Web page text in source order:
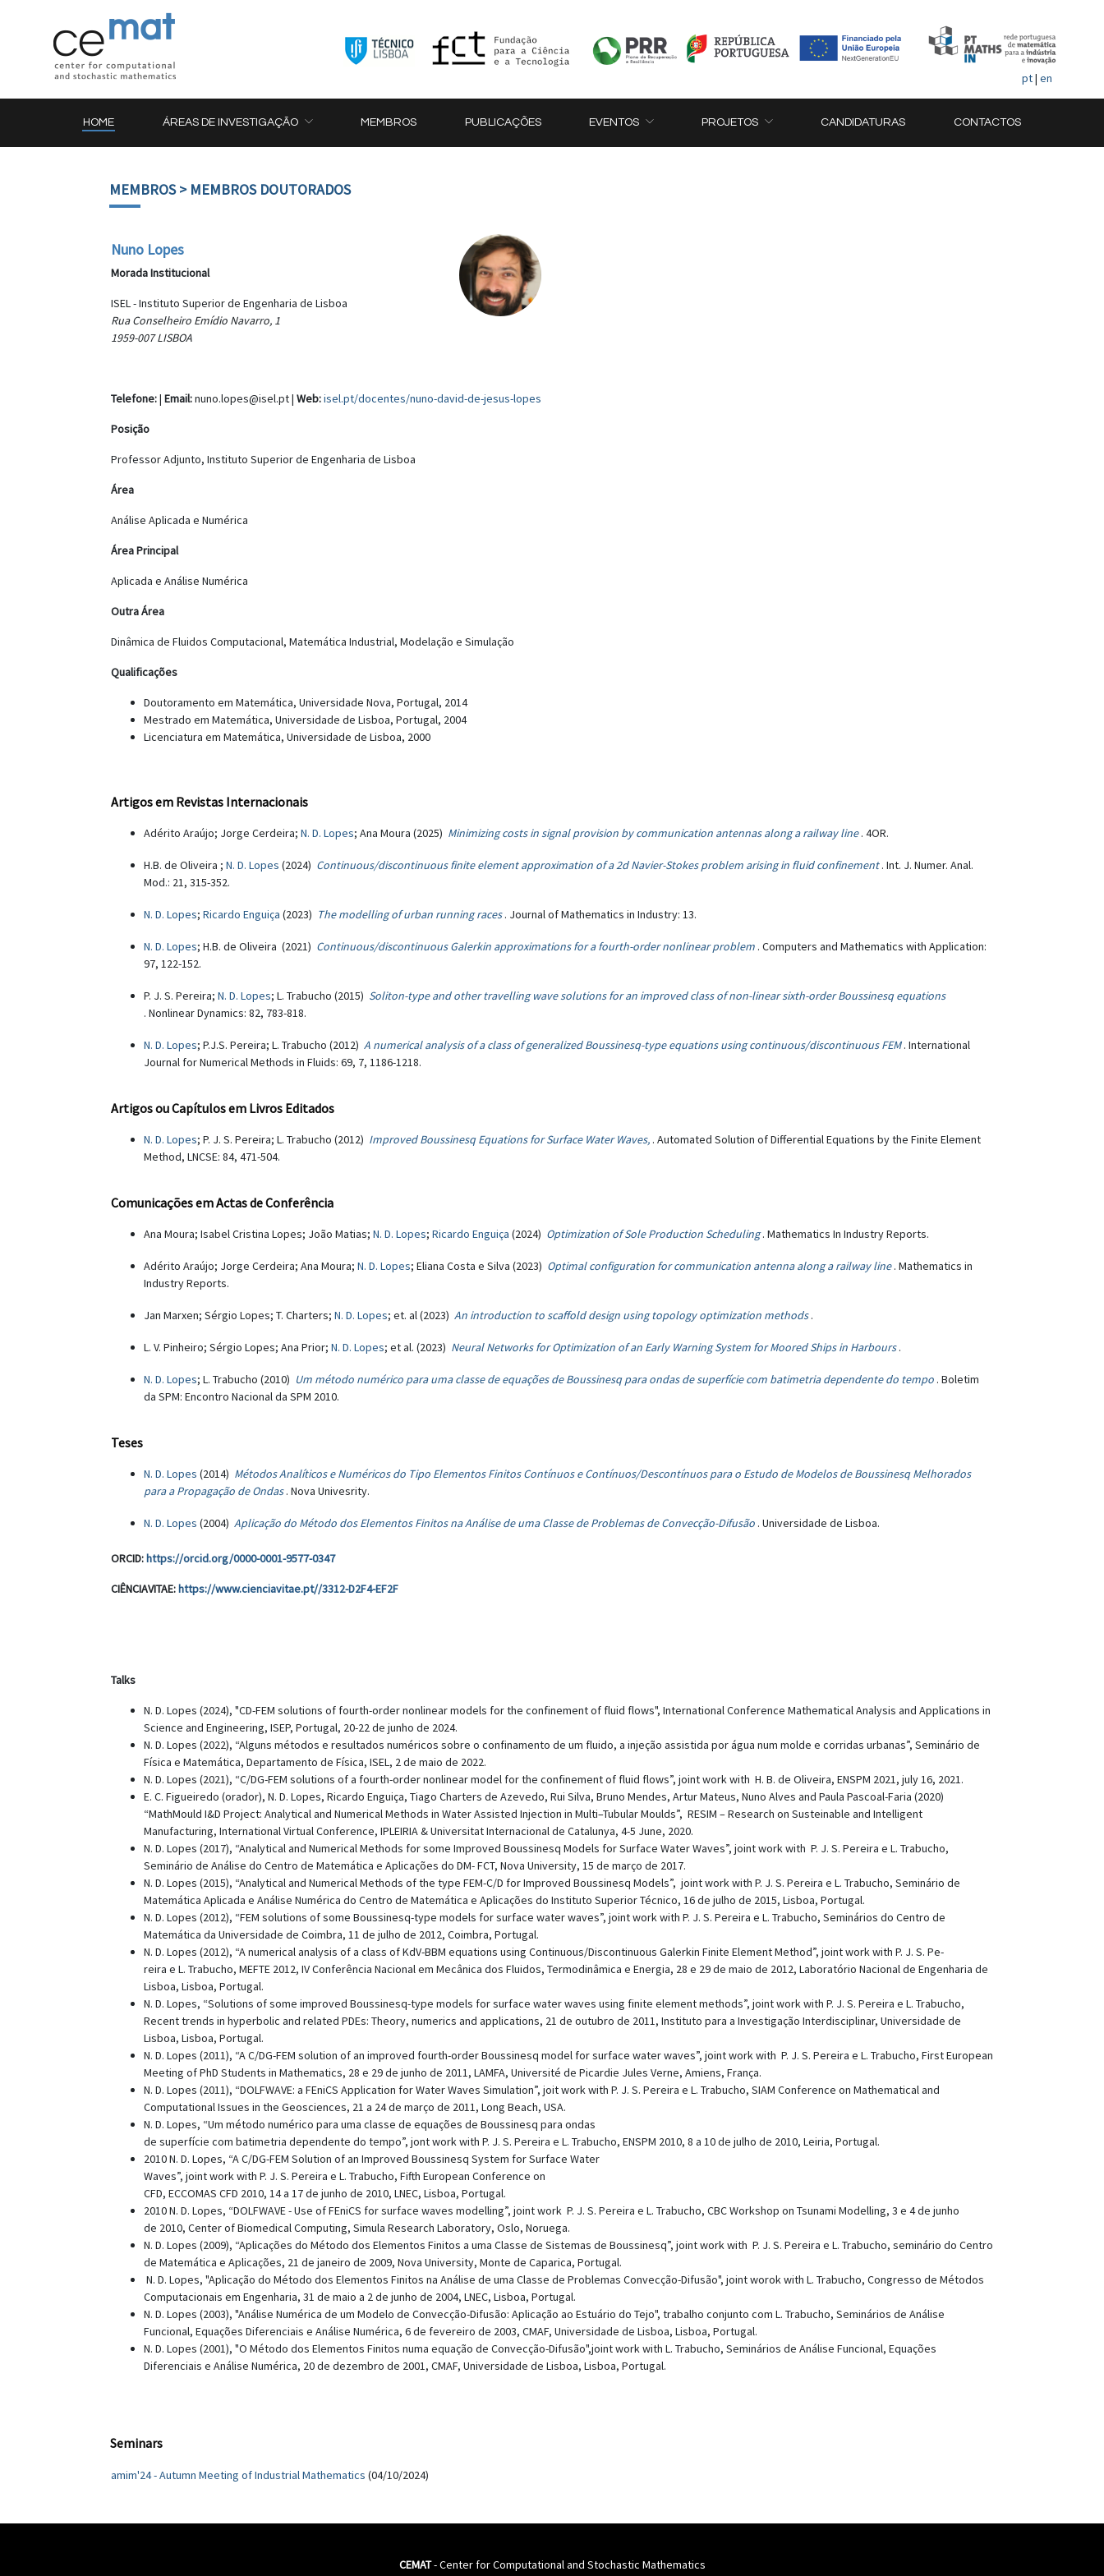
pt| en
HOME ÁREAS DE INVESTIGAÇÃO MEMBROS PUBLICAÇÕES EVENTOS PROJETOS CANDIDATURAS CONTACTOS
MEMBROS> MEMBROS DOUTORADOS
Nuno Lopes
Morada Institucional
ISEL - Instituto Superior de Engenharia de Lisboa
Rua Conselheiro Emídio Navarro, 1
1959-007 LISBOA
Telefone:| Email:nuno.lopes@isel.pt | Web:isel.pt/docentes/nuno-david-de-jesus-lopes
Posição
Professor Adjunto, Instituto Superior de Engenharia de Lisboa
Área
Análise Aplicada e Numérica
Área Principal
Aplicada e Análise Numérica
Outra Área
Dinâmica de Fluidos Computacional, Matemática Industrial, Modelação e Simulação
Qualificações
Doutoramento em Matemática, Universidade Nova, Portugal, 2014
Mestrado em Matemática, Universidade de Lisboa, Portugal, 2004
Licenciatura em Matemática, Universidade de Lisboa, 2000
Artigos em Revistas Internacionais
Adérito Araújo; Jorge Cerdeira; N. D. Lopes; Ana Moura (2025) Minimizing costs in signal provision by communication antennas along a railway line . 4OR.
H.B. de Oliveira ; N. D. Lopes (2024) Continuous/discontinuous finite element approximation of a 2d Navier-Stokes problem arising in fluid confinement . Int. J. Numer. Anal.
Mod.: 21, 315-352.
N. D. Lopes; Ricardo Enguiça (2023) The modelling of urban running races . Journal of Mathematics in Industry: 13.
N. D. Lopes; H.B. de Oliveira (2021) Continuous/discontinuous Galerkin approximations for a fourth-order nonlinear problem . Computers and Mathematics with Application:
97, 122-152.
P. J. S. Pereira; N. D. Lopes; L. Trabucho (2015) Soliton-type and other travelling wave solutions for an improved class of non-linear sixth-order Boussinesq equations
. Nonlinear Dynamics: 82, 783-818.
N. D. Lopes; P.J.S. Pereira; L. Trabucho (2012) A numerical analysis of a class of generalized Boussinesq-type equations using continuous/discontinuous FEM . International
Journal for Numerical Methods in Fluids: 69, 7, 1186-1218.
Artigos ou Capítulos em Livros Editados
N. D. Lopes; P. J. S. Pereira; L. Trabucho (2012) Improved Boussinesq Equations for Surface Water Waves, . Automated Solution of Differential Equations by the Finite Element
Method, LNCSE: 84, 471-504.
Comunicações em Actas de Conferência
Ana Moura; Isabel Cristina Lopes; João Matias; N. D. Lopes; Ricardo Enguiça (2024) Optimization of Sole Production Scheduling . Mathematics In Industry Reports.
Adérito Araújo; Jorge Cerdeira; Ana Moura; N. D. Lopes; Eliana Costa e Silva (2023) Optimal configuration for communication antenna along a railway line . Mathematics in
Industry Reports.
Jan Marxen; Sérgio Lopes; T. Charters; N. D. Lopes; et. al (2023) An introduction to scaffold design using topology optimization methods .
L. V. Pinheiro; Sérgio Lopes; Ana Prior; N. D. Lopes; et al. (2023) Neural Networks for Optimization of an Early Warning System for Moored Ships in Harbours .
N. D. Lopes; L. Trabucho (2010) Um método numérico para uma classe de equações de Boussinesq para ondas de superfície com batimetria dependente do tempo . Boletim
da SPM: Encontro Nacional da SPM 2010.
Teses
N. D. Lopes (2014) Métodos Analíticos e Numéricos do Tipo Elementos Finitos Contínuos e Contínuos/Descontínuos para o Estudo de Modelos de Boussinesq Melhorados
para a Propagação de Ondas . Nova Univesrity.
N. D. Lopes (2004) Aplicação do Método dos Elementos Finitos na Análise de uma Classe de Problemas de Convecção-Difusão . Universidade de Lisboa.
ORCID:https://orcid.org/0000-0001-9577-0347
CIÊNCIAVITAE:https://www.cienciavitae.pt//3312-D2F4-EF2F
Talks
N. D. Lopes (2024), "CD-FEM solutions of fourth-order nonlinear models for the confinement of fluid flows", International Conference Mathematical Analysis and Applications in
Science and Engineering, ISEP, Portugal, 20-22 de junho de 2024.
N. D. Lopes (2022), “Alguns métodos e resultados numéricos sobre o confinamento de um fluido, a injeção assistida por água num molde e corridas urbanas”, Seminário de
Física e Matemática, Departamento de Física, ISEL, 2 de maio de 2022.
N. D. Lopes (2021), “C/DG-FEM solutions of a fourth-order nonlinear model for the confinement of fluid flows”, joint work with H. B. de Oliveira, ENSPM 2021, july 16, 2021.
E. C. Figueiredo (orador), N. D. Lopes, Ricardo Enguiça, Tiago Charters de Azevedo, Rui Silva, Bruno Mendes, Artur Mateus, Nuno Alves and Paula Pascoal-Faria (2020)
“MathMould I&D Project: Analytical and Numerical Methods in Water Assisted Injection in Multi–Tubular Moulds”, RESIM – Research on Susteinable and Intelligent
Manufacturing, International Virtual Conference, IPLEIRIA & Universitat Internacional de Catalunya, 4-5 June, 2020.
N. D. Lopes (2017), “Analytical and Numerical Methods for some Improved Boussinesq Models for Surface Water Waves”, joint work with P. J. S. Pereira e L. Trabucho,
Seminário de Análise do Centro de Matemática e Aplicações do DM- FCT, Nova University, 15 de março de 2017.
N. D. Lopes (2015), “Analytical and Numerical Methods of the type FEM-C/D for Improved Boussinesq Models”, joint work with P. J. S. Pereira e L. Trabucho, Seminário de
Matemática Aplicada e Análise Numérica do Centro de Matemática e Aplicações do Instituto Superior Técnico, 16 de julho de 2015, Lisboa, Portugal.
N. D. Lopes (2012), “FEM solutions of some Boussinesq-type models for surface water waves”, joint work with P. J. S. Pereira e L. Trabucho, Seminários do Centro de
Matemática da Universidade de Coimbra, 11 de julho de 2012, Coimbra, Portugal.
N. D. Lopes (2012), “A numerical analysis of a class of KdV-BBM equations using Continuous/Discontinuous Galerkin Finite Element Method”, joint work with P. J. S. Pe-
reira e L. Trabucho, MEFTE 2012, IV Conferência Nacional em Mecânica dos Fluidos, Termodinâmica e Energia, 28 e 29 de maio de 2012, Laboratório Nacional de Engenharia de
Lisboa, Lisboa, Portugal.
N. D. Lopes, “Solutions of some improved Boussinesq-type models for surface water waves using finite element methods”, joint work with P. J. S. Pereira e L. Trabucho,
Recent trends in hyperbolic and related PDEs: Theory, numerics and applications, 21 de outubro de 2011, Instituto para a Investigação Interdisciplinar, Universidade de
Lisboa, Lisboa, Portugal.
N. D. Lopes (2011), “A C/DG-FEM solution of an improved fourth-order Boussinesq model for surface water waves”, joint work with P. J. S. Pereira e L. Trabucho, First European
Meeting of PhD Students in Mathematics, 28 e 29 de junho de 2011, LAMFA, Université de Picardie Jules Verne, Amiens, França.
N. D. Lopes (2011), “DOLFWAVE: a FEniCS Application for Water Waves Simulation”, joit work with P. J. S. Pereira e L. Trabucho, SIAM Conference on Mathematical and
Computational Issues in the Geosciences, 21 a 24 de março de 2011, Long Beach, USA.
N. D. Lopes, “Um método numérico para uma classe de equações de Boussinesq para ondas
de superfície com batimetria dependente do tempo”, jont work with P. J. S. Pereira e L. Trabucho, ENSPM 2010, 8 a 10 de julho de 2010, Leiria, Portugal.
2010 N. D. Lopes, “A C/DG-FEM Solution of an Improved Boussinesq System for Surface Water
Waves”, joint work with P. J. S. Pereira e L. Trabucho, Fifth European Conference on
CFD, ECCOMAS CFD 2010, 14 a 17 de junho de 2010, LNEC, Lisboa, Portugal.
2010 N. D. Lopes, “DOLFWAVE - Use of FEniCS for surface waves modelling”, joint work P. J. S. Pereira e L. Trabucho, CBC Workshop on Tsunami Modelling, 3 e 4 de junho
de 2010, Center of Biomedical Computing, Simula Research Laboratory, Oslo, Noruega.
N. D. Lopes (2009), “Aplicações do Método dos Elementos Finitos a uma Classe de Sistemas de Boussinesq”, joint work with P. J. S. Pereira e L. Trabucho, seminário do Centro
de Matemática e Aplicações, 21 de janeiro de 2009, Nova University, Monte de Caparica, Portugal.
N. D. Lopes, "Aplicação do Método dos Elementos Finitos na Análise de uma Classe de Problemas Convecção-Difusão", joint worok with L. Trabucho, Congresso de Métodos
Computacionais em Engenharia, 31 de maio a 2 de junho de 2004, LNEC, Lisboa, Portugal.
N. D. Lopes (2003), "Análise Numérica de um Modelo de Convecção-Difusão: Aplicação ao Estuário do Tejo", trabalho conjunto com L. Trabucho, Seminários de Análise
Funcional, Equações Diferenciais e Análise Numérica, 6 de fevereiro de 2003, CMAF, Universidade de Lisboa, Lisboa, Portugal.
N. D. Lopes (2001), "O Método dos Elementos Finitos numa equação de Convecção-Difusão",joint work with L. Trabucho, Seminários de Análise Funcional, Equações
Diferenciais e Análise Numérica, 20 de dezembro de 2001, CMAF, Universidade de Lisboa, Lisboa, Portugal.
Seminars
amim'24 - Autumn Meeting of Industrial Mathematics (04/10/2024)
CEMAT- Center for Computational and Stochastic Mathematics